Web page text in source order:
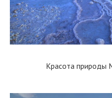
Красота природы